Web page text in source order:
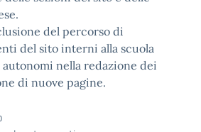
del percorso di
del sito interni alla scuola
nella redazione dei
di nuove pagine.